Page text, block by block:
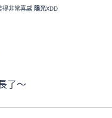
得非常喜感 陽光XDD
了～